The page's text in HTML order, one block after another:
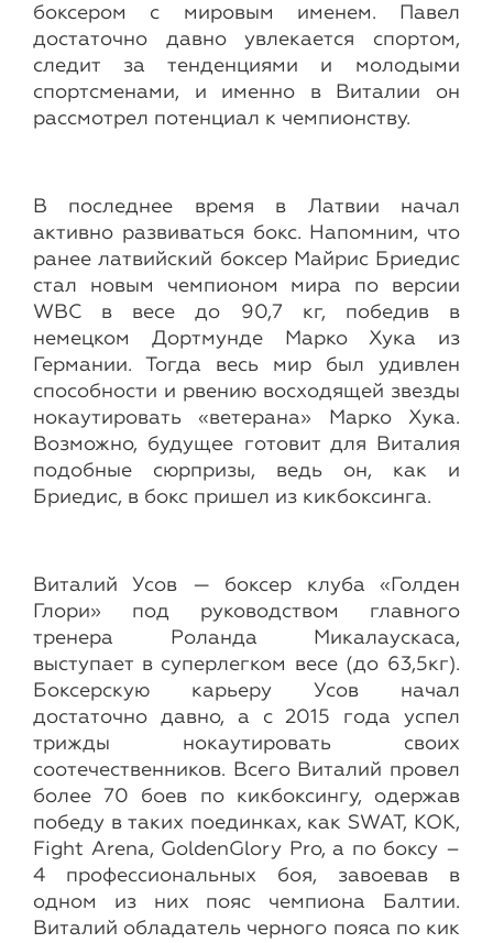
боксером с мировым именем. Павел
достаточно давно увлекается спортом,
следит за тенденциями и молодыми
спортсменами, и именно в Виталии он
рассмотрел потенциал к чемпионству.
В последнее время в Латвии начал
активно развиваться бокс. Напомним, что
ранее латвийский боксер Майрис Бриедис
стал новым чемпионом мира по версии
WBC в весе до 90,7 кг, победив в
немецком Дортмунде Марко Хука из
Германии. Тогда весь мир был удивлен
способности и рвению восходящей звезды
нокаутировать «ветерана» Марко Хука.
Возможно, будущее готовит для Виталия
подобные сюрпризы, ведь он, как и
Бриедис, в бокс пришел из кикбоксинга.
Виталий Усов — боксер клуба «Голден
Глори» под руководством главного
тренера Роланда Микалаускаса,
выступает в суперлегком весе (до 63,5кг).
Боксерскую карьеру Усов начал
достаточно давно, а с 2015 года успел
трижды нокаутировать своих
соотечественников. Всего Виталий провел
более 70 боев по кикбоксингу, одержав
победу в таких поединках, как SWAT, KOK,
Fight Arena, GoldenGlory Pro, а по боксу –
4 профессиональных боя, завоевав в
одном из них пояс чемпиона Балтии.
Виталий обладатель черного пояса по кик